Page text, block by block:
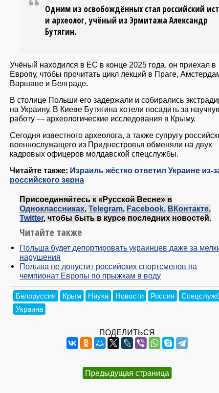
Одним из освобождённых стал российский
и археолог, учёный из Эрмитажа Александр
Бутягин.
Учёный находился в ЕС в конце 2025 года, он приехал в
Европу, чтобы прочитать цикл лекций в Праге,
Варшаве и Белграде.
В столице Польши его задержали и собирались
на Украину. В Киеве Бутягина хотели посадить за
работу — археологические исследования в Крыму.
Сегодня известного археолога, а также супругу
военнослужащего из Приднестровья обменяли на двух
кадровых офицеров молдавской спецслужбы.
Читайте также: Израиль жёстко ответил Украине из-
российского зерна
Присоединяйтесь к «Русской Весне» в
Одноклассниках, Telegram, Facebook, ВКонтакте,
Twitter, чтобы быть в курсе последних новостей.
Читайте также
Польша будет депортировать украинцев даже за
нарушения
Польша не допустит российских спортсменов на
чемпионат Европы по прыжкам в воду
Белоруссия Крым Наука Новости Россия
Украина
ПОДЕЛИТЬСЯ
Предыдущая страница